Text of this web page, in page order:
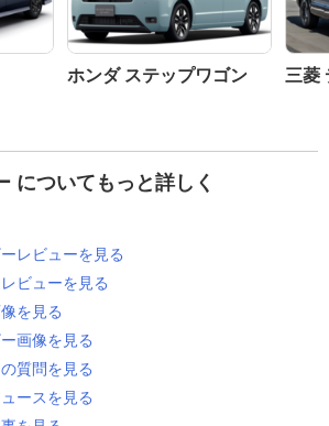
ホンダ ステップワゴン 三菱
についてもっと詳しく
レビューを見る
ビューを見る
を見る
画像を見る
質問を見る
ースを見る